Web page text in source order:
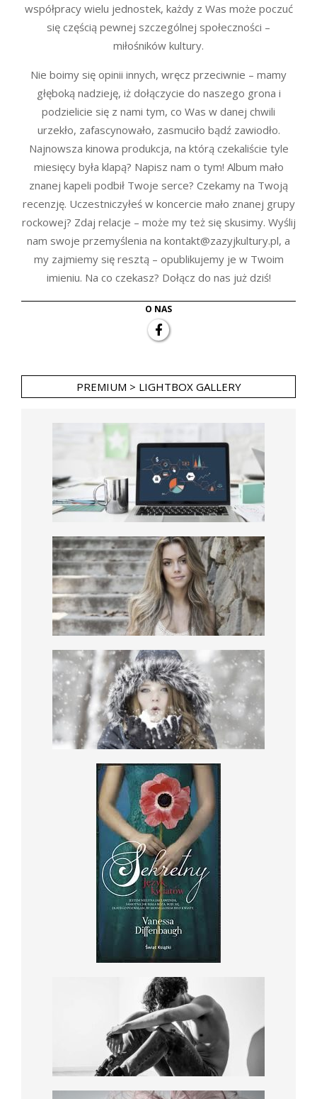
współpracy wielu jednostek, każdy z Was może poczuć
się częścią pewnej szczególnej społeczności –
miłośników kultury.
Nie boimy się opinii innych, wręcz przeciwnie – mamy
głęboką nadzieję, iż dołączycie do naszego grona i
podzielicie się z nami tym, co Was w danej chwili
urzekło, zafascynowało, zasmuciło bądź zawiodło.
Najnowsza kinowa produkcja, na którą czekaliście tyle
miesięcy była klapą? Napisz nam o tym! Album mało
znanej kapeli podbił Twoje serce? Czekamy na Twoją
recenzję. Uczestniczyłeś w koncercie mało znanej grupy
rockowej? Zdaj relacje – może my też się skusimy. Wyślij
nam swoje przemyślenia na kontakt@zazyjkultury.pl, a
my zajmiemy się resztą – opublikujemy je w Twoim
imieniu. Na co czekasz? Dołącz do nas już dziś!
O NAS
PREMIUM > LIGHTBOX GALLERY